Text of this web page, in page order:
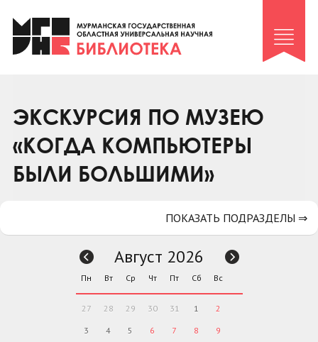
Клуб «Гиря и сельдерей»
Клуб «Семейный архив»
Коллегам
Контакты
ЭКСКУРСИЯ ПО МУЗЕЮ
«КОГДА КОМПЬЮТЕРЫ
БЫЛИ БОЛЬШИМИ»
ПОКАЗАТЬ ПОДРАЗДЕЛЫ ⇒
Август 2026
Пн Вт Ср Чт Пт Сб Вс
27 28 29 30 31 1 2
3 4 5 6 7 8 9